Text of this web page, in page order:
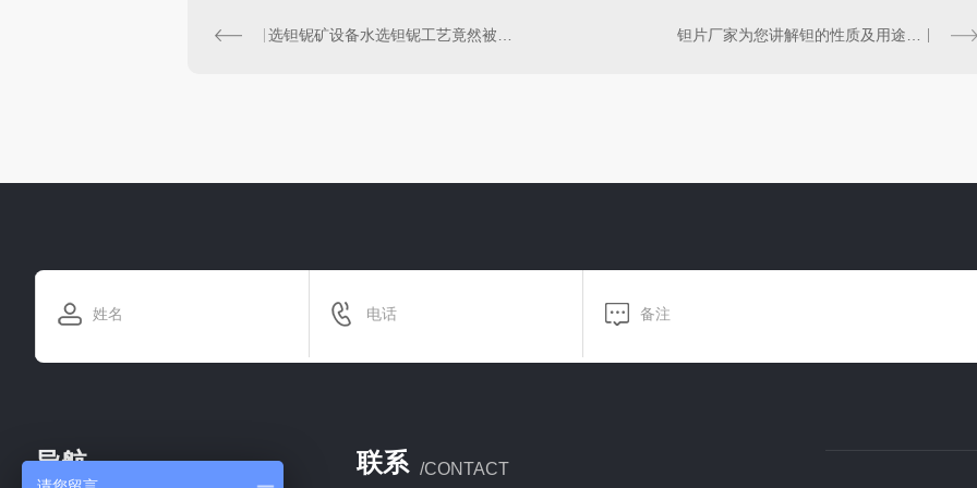
选钽铌矿设备水选钽铌工艺竟然被你知道了！ 钽片厂家为您讲解钽的性质及用途，一起来了解一下吧！
导航 联系 /CONTACT